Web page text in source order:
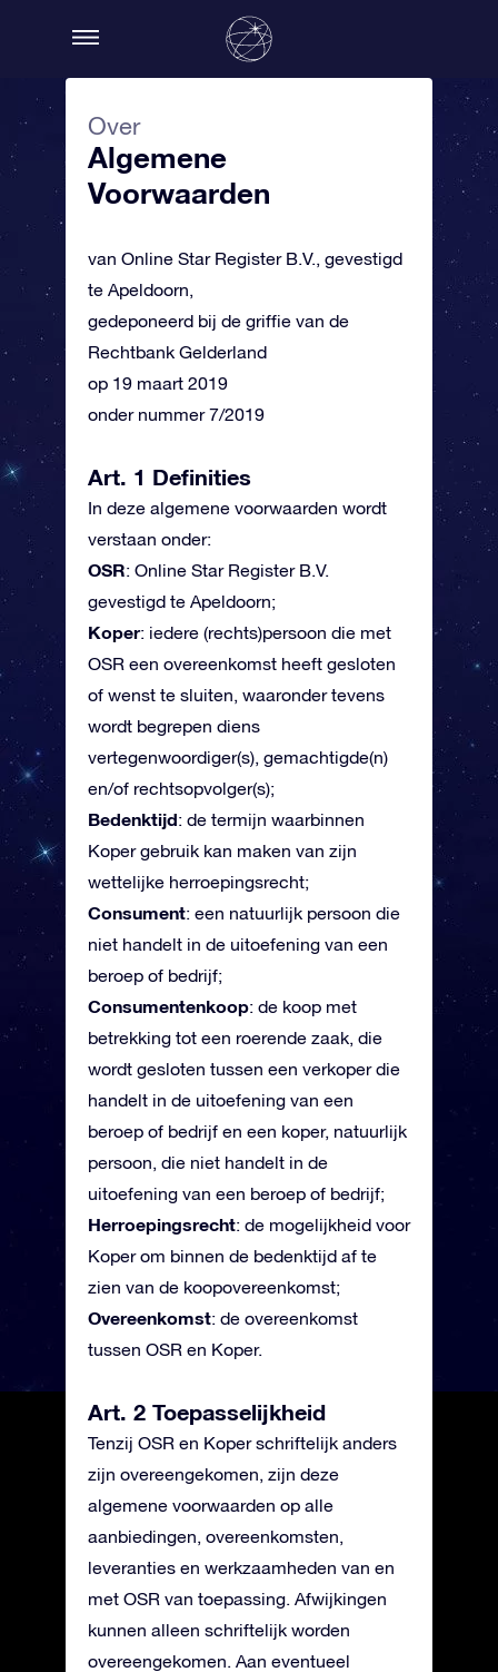
Over
Algemene
Voorwaarden
van Online Star Register B.V., gevestigd
te Apeldoorn,
gedeponeerd bij de griffie van de
Rechtbank Gelderland
op 19 maart 2019
onder nummer 7/2019
Art. 1 Definities
In deze algemene voorwaarden wordt
verstaan onder:
OSR: Online Star Register B.V.
gevestigd te Apeldoorn;
Koper: iedere (rechts)persoon die met
OSR een overeenkomst heeft gesloten
of wenst te sluiten, waaronder tevens
wordt begrepen diens
vertegenwoordiger(s), gemachtigde(n)
en/of rechtsopvolger(s);
Bedenktijd: de termijn waarbinnen
Koper gebruik kan maken van zijn
wettelijke herroepingsrecht;
Consument: een natuurlijk persoon die
niet handelt in de uitoefening van een
beroep of bedrijf;
Consumentenkoop: de koop met
betrekking tot een roerende zaak, die
wordt gesloten tussen een verkoper die
handelt in de uitoefening van een
beroep of bedrijf en een koper, natuurlijk
persoon, die niet handelt in de
uitoefening van een beroep of bedrijf;
Herroepingsrecht: de mogelijkheid voor
Koper om binnen de bedenktijd af te
zien van de koopovereenkomst;
Overeenkomst: de overeenkomst
tussen OSR en Koper.
Art. 2 Toepasselijkheid
Tenzij OSR en Koper schriftelijk anders
zijn overeengekomen, zijn deze
algemene voorwaarden op alle
aanbiedingen, overeenkomsten,
leveranties en werkzaamheden van en
met OSR van toepassing. Afwijkingen
kunnen alleen schriftelijk worden
overeengekomen. Aan eventueel